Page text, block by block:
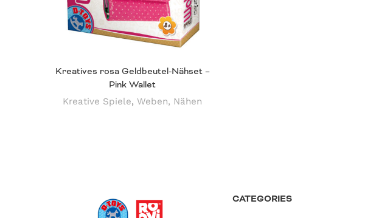
Kreatives rosa Geldbeutel-Nähset –
Pink Wallet
Kreative Spiele, Weben, Nähen
CATEGORIES